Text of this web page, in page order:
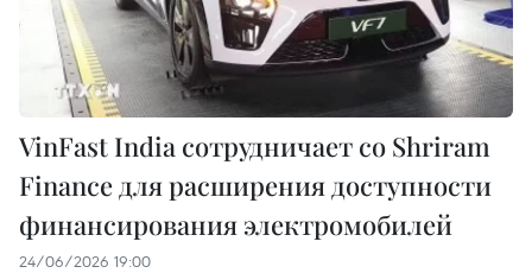
VinFast India сотрудничает со Shriram
Finance для расширения доступности
финансирования электромобилей
24/06/2026 19:00